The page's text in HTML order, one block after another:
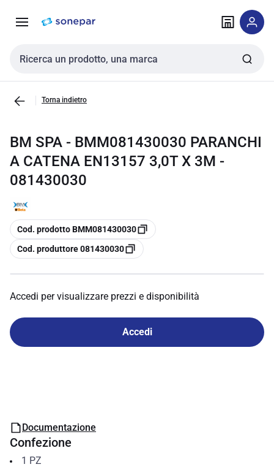
navigazione alla
Cerca input
Torna indietro
BM SPA - BMM081430030 PARANCHI
A CATENA EN13157 3,0T X 3M -
081430030
copia
Cod. prodotto BMM081430030
copia
Cod. produttore 081430030
Accedi per visualizzare prezzi e disponibilità
Accedi
Documentazione
Confezione
1 PZ